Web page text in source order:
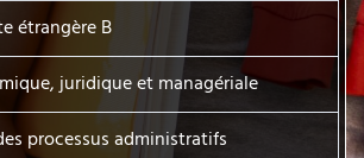
étrangère B
juridique et managériale
processus administratifs